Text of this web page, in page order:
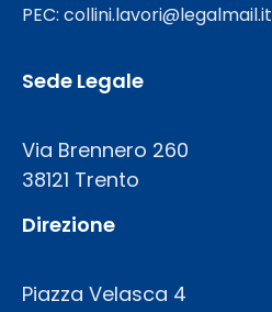
PEC: collini.lavori@legalmail.it
Sede Legale
Via Brennero 260
38121 Trento
Direzione
Piazza Velasca 4